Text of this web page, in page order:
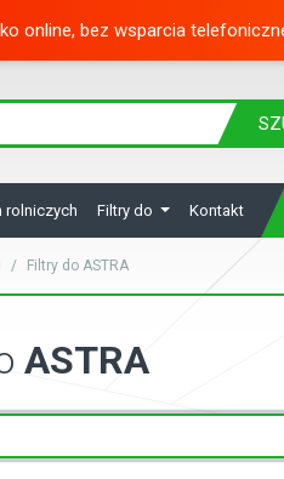
online, bez wsparcia
rolniczych Filtry do Kontakt
Filtry do ASTRA
ASTRA